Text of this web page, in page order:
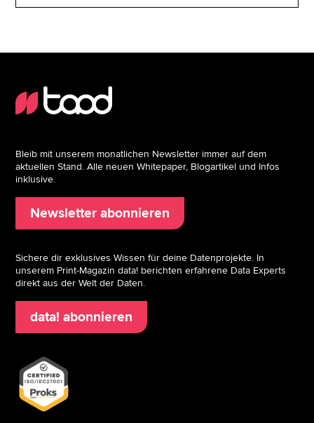
Bleib mit unserem monatlichen Newsletter immer auf dem
aktuellen Stand. Alle neuen Whitepaper, Blogartikel und Infos
inklusive.
Newsletter abonnieren
Sichere dir exklusives Wissen für deine Datenprojekte. In
unserem Print-Magazin data! berichten erfahrene Data Experts
direkt aus der Welt der Daten.
data! abonnieren